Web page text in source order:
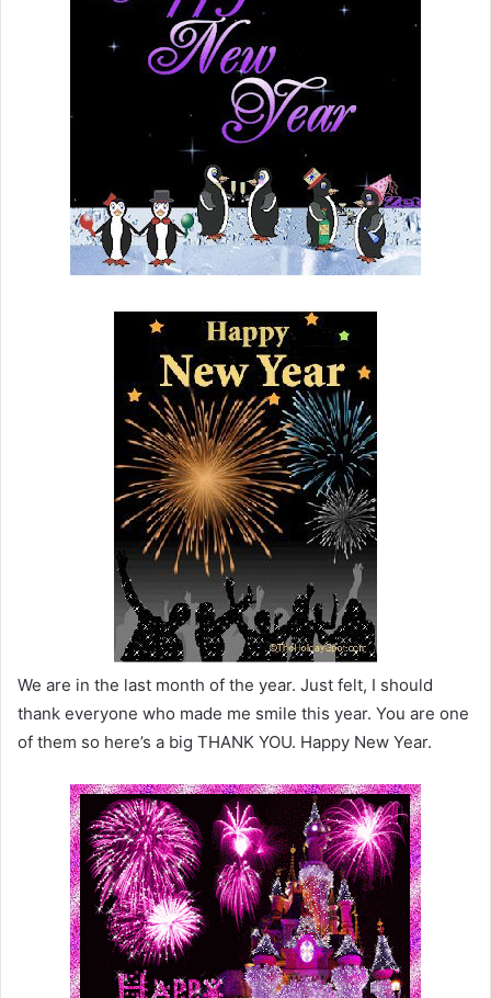
We are in the last month of the year. Just felt, I should
thank everyone who made me smile this year. You are one
of them so here’s a big THANK YOU. Happy New Year.